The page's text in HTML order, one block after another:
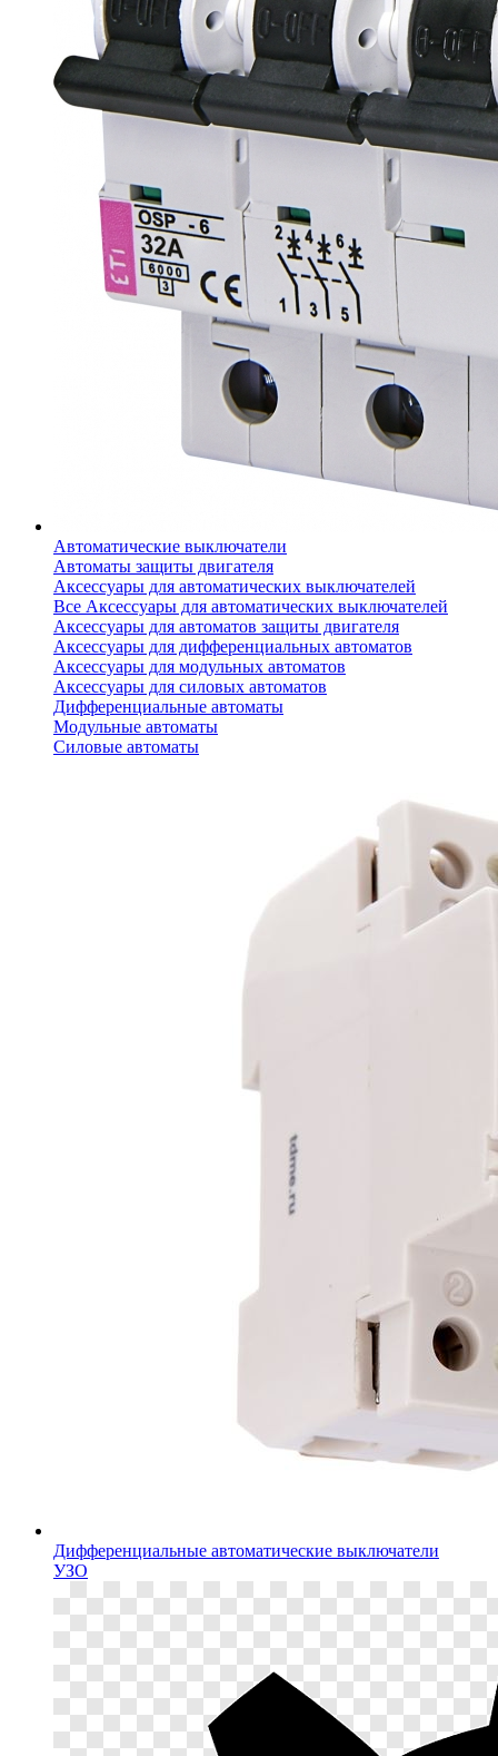
Автоматические выключатели
Автоматы защиты двигателя
Аксессуары для автоматических выключателей
Все Аксессуары для автоматических выключателей
Аксессуары для автоматов защиты двигателя
Аксессуары для дифференциальных автоматов
Аксессуары для модульных автоматов
Аксессуары для силовых автоматов
Дифференциальные автоматы
Модульные автоматы
Силовые автоматы
Дифференциальные автоматические выключатели
УЗО